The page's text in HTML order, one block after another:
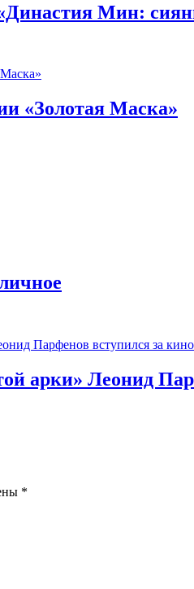
Мин:
«Золотая Маска»
арки» Леонид
*